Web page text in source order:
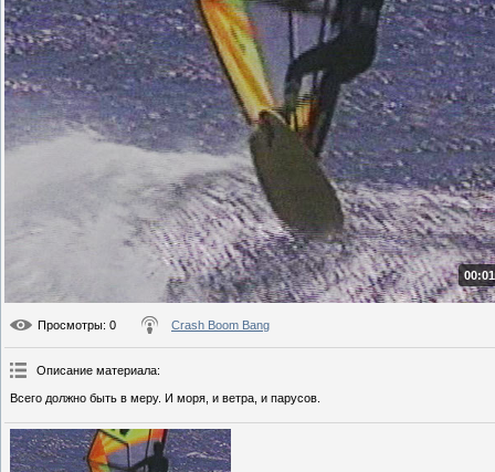
Просмотры: 0 Crash Boom Bang
Описание материала:
Всего должно быть в меру. И моря, и ветра, и парусов.